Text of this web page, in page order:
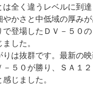
は全く違うレベルに到
かさと中低域の厚み
登場したＤＶ－５０
した。
りは抜群です。最新の
５０が勝り、ＳＡ１
じました。